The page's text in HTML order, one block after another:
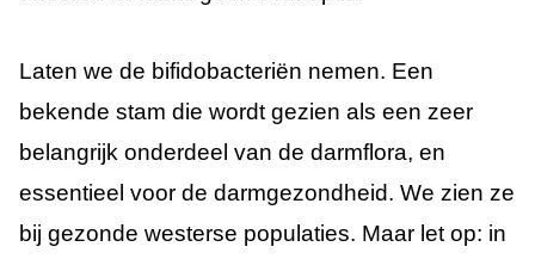
Laten we de bifidobacteriën nemen. Een
bekende stam die wordt gezien als een zeer
belangrijk onderdeel van de darmflora, en
essentieel voor de darmgezondheid. We zien ze
bij gezonde westerse populaties. Maar let op: in